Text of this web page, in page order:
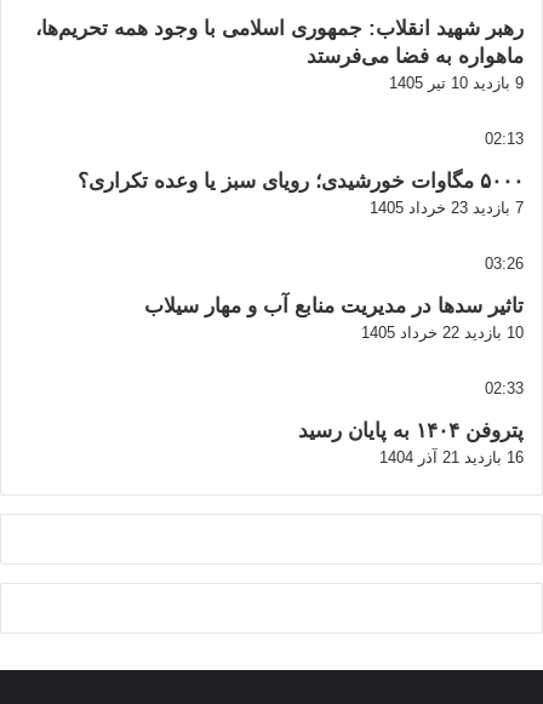
رهبر شهید انقلاب: جمهوری اسلامی با وجود همه تحریم‌ها،
ماهواره به فضا می‌فرستد
9 بازدید 10 تیر 1405
02:13
۵۰۰۰ مگاوات خورشیدی؛ رویای سبز یا وعده تکراری؟
7 بازدید 23 خرداد 1405
03:26
تاثیر سدها در مدیریت منابع آب و مهار سیلاب
10 بازدید 22 خرداد 1405
02:33
پتروفن ۱۴۰۴ به پایان رسید
16 بازدید 21 آذر 1404